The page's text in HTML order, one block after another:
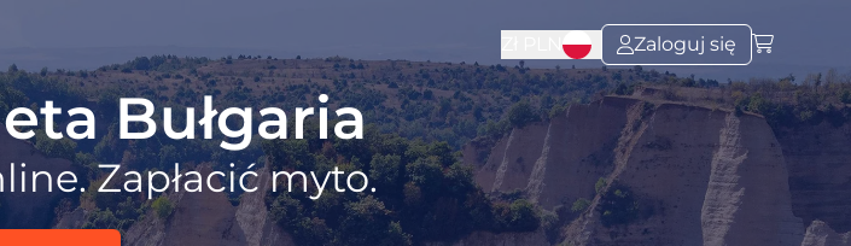
Zaloguj się
Bułgaria
Zapłacić myto.